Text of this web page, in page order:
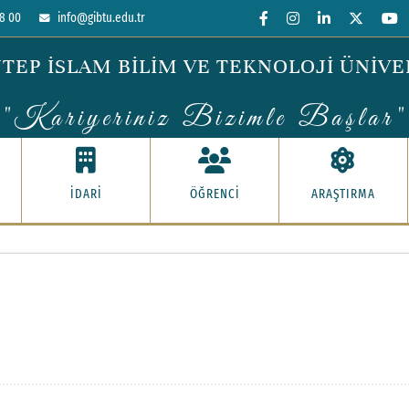
00 info@gibtu.edu.tr
İSLAM BİLİM VE TEKNOLOJİ
"Kariyeriniz Bizimle Başlar"
İDARİ ÖĞRENCİ ARAŞTIRMA